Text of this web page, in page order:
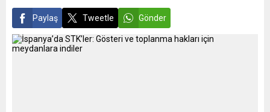
Paylaş Tweetle Gönder